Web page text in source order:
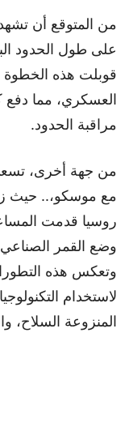
من المتوقع أن
على طول الحدود
قوبلت هذه الخطوة
العسكري، مما دفع
مراقبة الحدود.
من جهة أخرى، تسعى
مع موسكو،.. حيث
روسيا قدمت
وتعكس هذه
لاستخدام
المنزوعة السلاح،